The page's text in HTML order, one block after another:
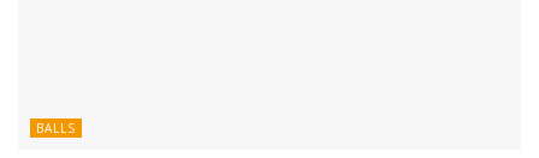
BALLS